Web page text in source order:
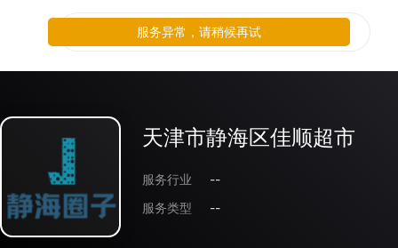
天津市静海区佳顺超市
服务行业
--
服务类型
--
服务异常，请稍候再试